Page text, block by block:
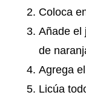
Coloca
Añade el
de
Agrega
Licúa